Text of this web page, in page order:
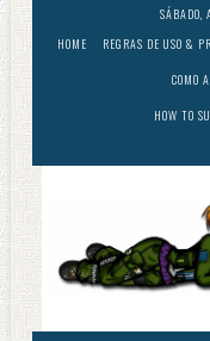
Skip
to
content
SÁBADO,
HOME
REGRAS DE USO &
COMO
HOW TO